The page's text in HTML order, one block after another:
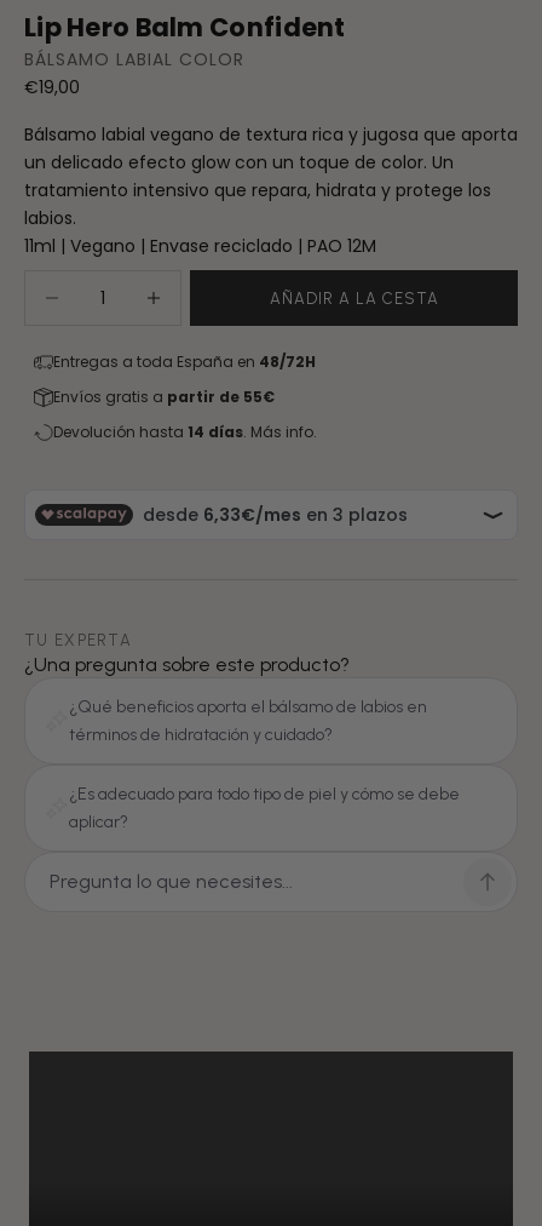
Lip Hero Balm Confident
BÁLSAMO LABIAL COLOR
Precio de oferta
€19,00
Bálsamo labial vegano de textura rica y jugosa que aporta
un delicado efecto glow con un toque de color. Un
tratamiento intensivo que repara, hidrata y protege los
labios.
11ml | Vegano | Envase reciclado | PAO 12M
Aumentar cantidad
AÑADIR A LA CESTA
Entregas a toda España en 48/72H
Envíos gratis a partir de 55€
Devolución hasta 14 días. Más info.
TU EXPERTA
¿Una pregunta sobre este producto?
¿Qué beneficios aporta el bálsamo de labios en
términos de hidratación y cuidado?
¿Es adecuado para todo tipo de piel y cómo se debe
aplicar?